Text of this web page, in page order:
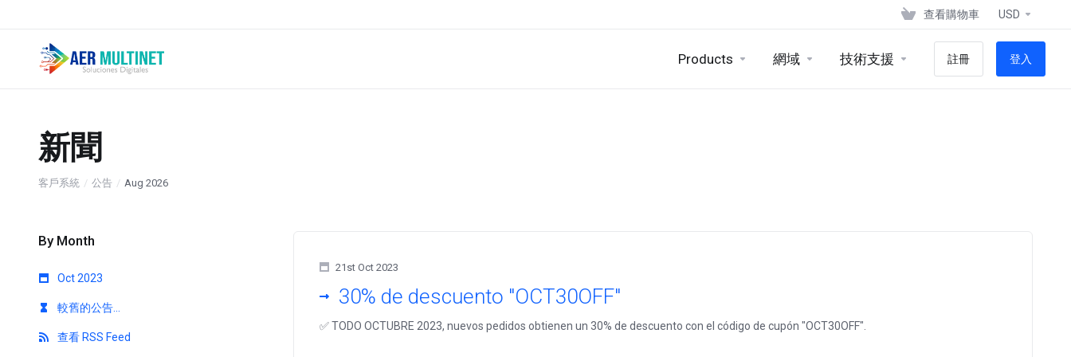
查看購物車 USD
Products 網域 技術支援 註冊 登入
新聞
客戶系統 公告 Aug 2026
By Month
Oct 2023
較舊的公告...
查看 RSS Feed
21st Oct 2023
30% de descuento "OCT30OFF"
✅ TODO OCTUBRE 2023, nuevos pedidos obtienen un 30% de descuento con el código de cupón "OCT30OFF".